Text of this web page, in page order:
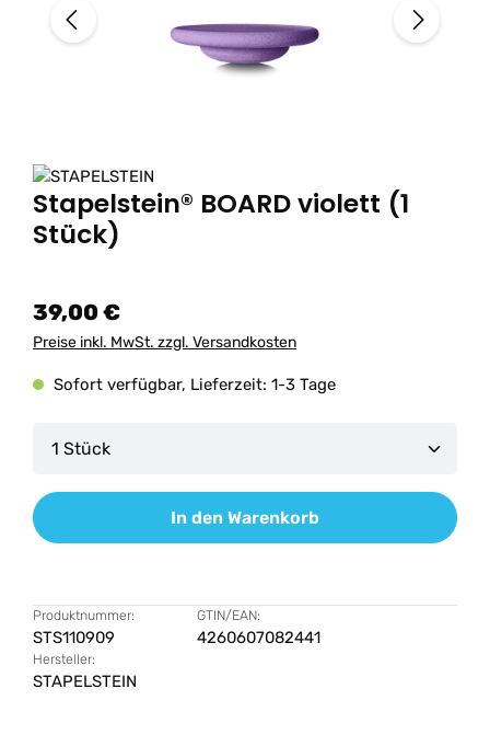
Stapelstein® BOARD violett (1
Stück)
39,00 €
Preise inkl. MwSt. zzgl. Versandkosten
Sofort verfügbar, Lieferzeit: 1-3 Tage
Produkt Anzahl: Gib den gewünschten Wert
In den Warenkorb
Produktnummer:
STS110909
GTIN/EAN:
4260607082441
Hersteller:
STAPELSTEIN